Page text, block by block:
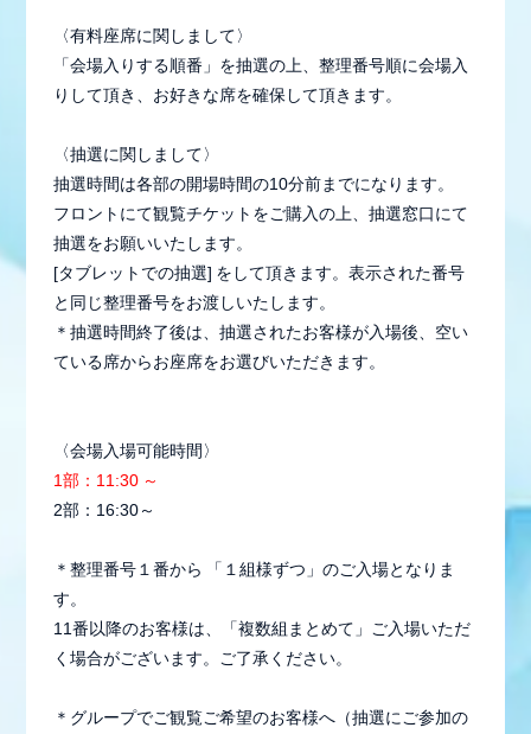
会員登録
STAFF REPORT
MOVIE
RADIO
GALLERY
〈有料座席に関しまして〉
「会場入りする順番」を抽選の上、整理番号順に会場入
りして頂き、お好きな席を確保して頂きます。
〈抽選に関しまして〉
抽選時間は各部の開場時間の10分前までになります。
フロントにて観覧チケットをご購入の上、抽選窓口にて
抽選をお願いいたします。
[タブレットでの抽選] をして頂きます。表示された番号
と同じ整理番号をお渡しいたします。
＊抽選時間終了後は、抽選されたお客様が入場後、空い
ている席からお座席をお選びいただきます。
〈会場入場可能時間〉
1部：11:30 ～
2部：16:30～
＊整理番号１番から 「１組様ずつ」のご入場となりま
す。
11番以降のお客様は、「複数組まとめて」ご入場いただ
く場合がございます。ご了承ください。
＊グループでご観覧ご希望のお客様へ（抽選にご参加の